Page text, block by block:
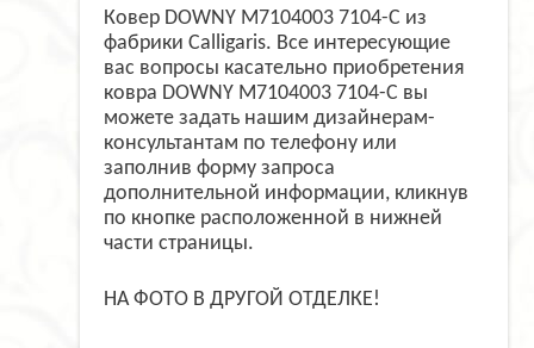
Ковер DOWNY M7104003 7104-C из
фабрики Calligaris. Все интересующие
вас вопросы касательно приобретения
ковра DOWNY M7104003 7104-C вы
можете задать нашим дизайнерам-
консультантам по телефону или
заполнив форму запроса
дополнительной информации, кликнув
по кнопке расположенной в нижней
части страницы.
НА ФОТО В ДРУГОЙ ОТДЕЛКЕ!